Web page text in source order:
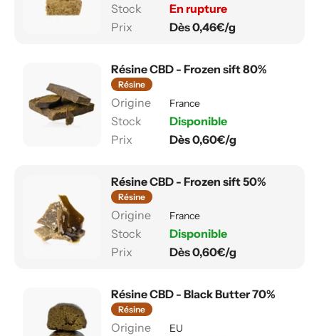
En rupture
Dès 0,46€/g
Résine CBD - Frozen sift 80%
Résine
France
Disponible
Dès 0,60€/g
Résine CBD - Frozen sift 50%
Résine
France
Disponible
Dès 0,60€/g
Résine CBD - Black Butter 70%
Résine
EU